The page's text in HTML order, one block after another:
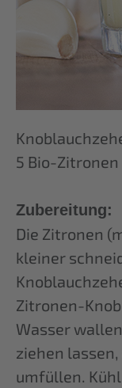
5 Bio-Zitronen
Zubereitung:
Die Zitronen
kleiner
Zitronen-
Wasser
ziehen
umfüllen.